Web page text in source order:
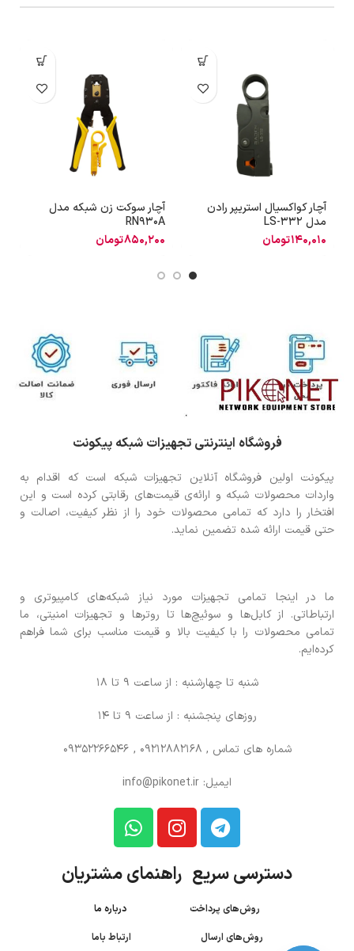
آچار کواکسیال استریپر رادن
مدل LS-332
140,010تومان
آچار سوکت زن شبکه مدل
RN930A
850,200تومان
فروشگاه اینترنتی تجهیزات شبکه پیکونت
پیکونت اولین فروشگاه آنلاین تجهیزات شبکه است که اقدام به
واردات محصولات شبکه و ارائه‌ی قیمت‌های رقابتی کرده است و این
افتخار را دارد که تمامی محصولات خود را از نظر کیفیت، اصالت و
حتی قیمت ارائه شده تضمین نماید.
ما در اینجا تمامی تجهیزات مورد نیاز شبکه‌های کامپیوتری و
ارتباطاتی. از کابل‌ها و سوئیچ‌ها تا روترها و تجهیزات امنیتی، ما
تمامی محصولات را با کیفیت بالا و قیمت مناسب برای شما فراهم
کرده‌ایم.
شنبه تا چهارشنبه : از ساعت 9 تا 18
روزهای پنجشنبه : از ساعت 9 تا 14
شماره های تماس , 09212882168 , 09352266546
ایمیل: info@pikonet.ir
دسترسی سریع راهنمای مشتریان
روش‌های پرداخت درباره ما
روش‌های ارسال
ارتباط باما